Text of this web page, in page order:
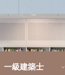
一級建築士